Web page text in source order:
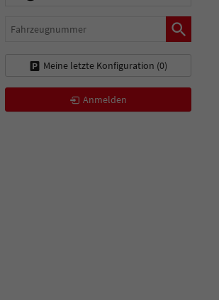
Fahrzeugnummer
Meine letzte Konfiguration (0)
Anmelden